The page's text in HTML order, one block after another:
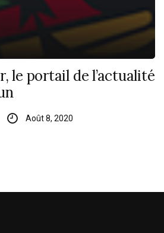
le portail de l’actualité
Août 8, 2020